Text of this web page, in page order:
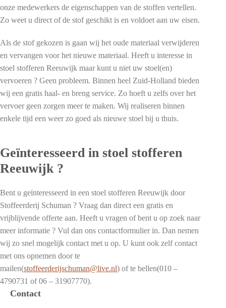
onze medewerkers de eigenschappen van de stoffen vertellen.
Zo weet u direct of de stof geschikt is en voldoet aan uw eisen.
Als de stof gekozen is gaan wij het oude materiaal verwijderen
en vervangen voor het nieuwe materiaal. Heeft u interesse in
stoel stofferen Reeuwijk maar kunt u niet uw stoel(en)
vervoeren ? Geen probleem. Binnen heel Zuid-Holland bieden
wij een gratis haal- en breng service. Zo hoeft u zelfs over het
vervoer geen zorgen meer te maken. Wij realiseren binnen
enkele tijd een weer zo goed als nieuwe stoel bij u thuis.
Geïnteresseerd in stoel stofferen
Reeuwijk ?
Bent u geïnteresseerd in een stoel stofferen Reeuwijk door
Stoffeerderij Schuman ? Vraag dan direct een gratis en
vrijblijvende offerte aan. Heeft u vragen of bent u op zoek naar
meer informatie ? Vul dan ons contactformulier in. Dan nemen
wij zo snel mogelijk contact met u op. U kunt ook zelf contact
met ons opnemen door te
mailen(stoffeerderijschuman@live.nl) of te bellen(010 –
4790731 of 06 – 31907770).
Contact